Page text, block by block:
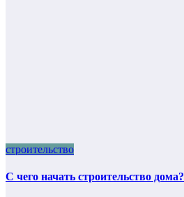
строительство
С чего начать строительство дома?